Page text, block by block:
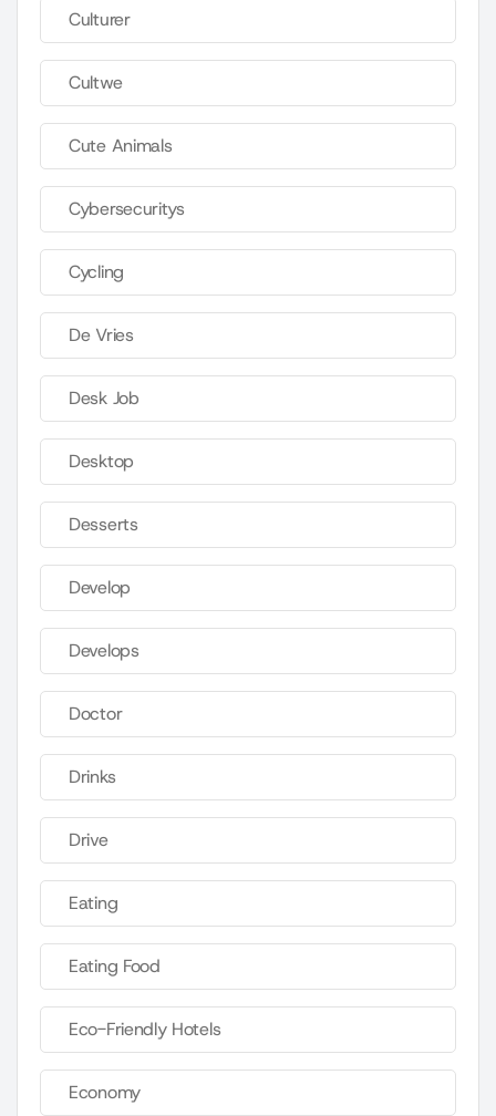
Culturer
Cultwe
Cute Animals
Cybersecuritys
Cycling
De Vries
Desk Job
Desktop
Desserts
Develop
Develops
Doctor
Drinks
Drive
Eating
Eating Food
Eco-Friendly Hotels
Economy